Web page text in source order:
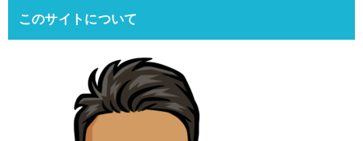
このサイトについて